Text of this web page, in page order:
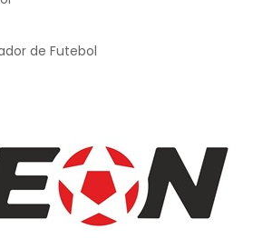
de Futebol